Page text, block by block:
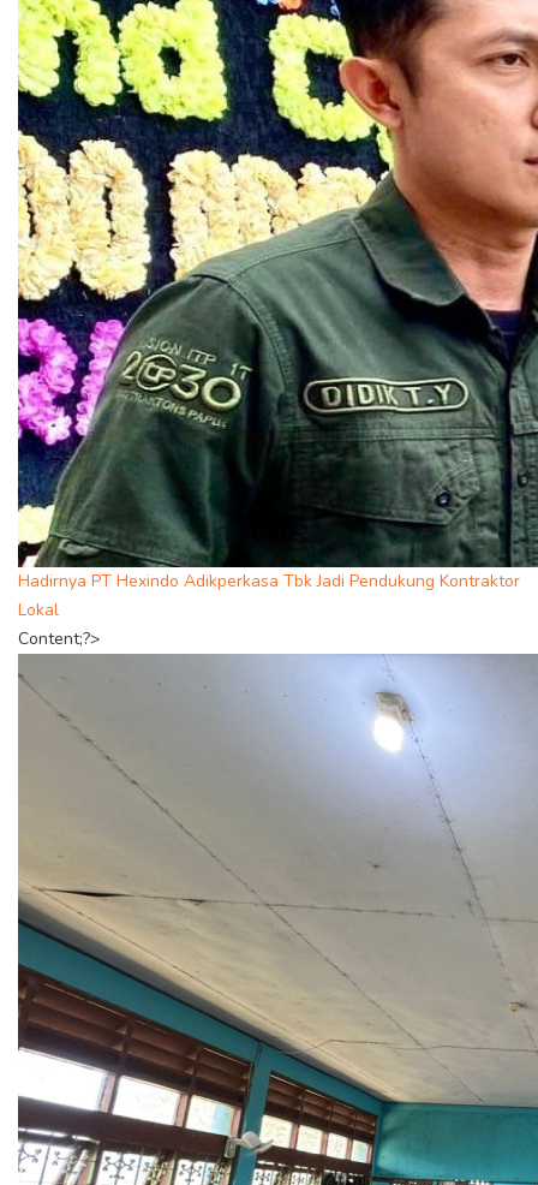
Hadirnya PT Hexindo Adikperkasa Tbk Jadi Pendukung Kontraktor
Lokal
Content;?>